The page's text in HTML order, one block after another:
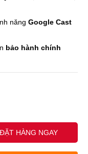
năng Google Cast
bảo hành chính
ĐẶT HÀNG NGAY